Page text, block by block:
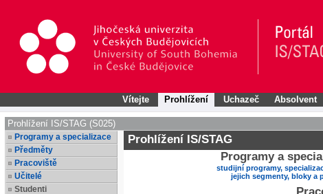
Vítejte Prohlížení Uchazeč Absolvent
Prohlížení IS/STAG (S025)
Programy a specializace
Předměty
Pracoviště
Učitelé
Studenti
Prohlížení IS/STAG
Programy a
studijní programy,
jejich segmenty, bloky a